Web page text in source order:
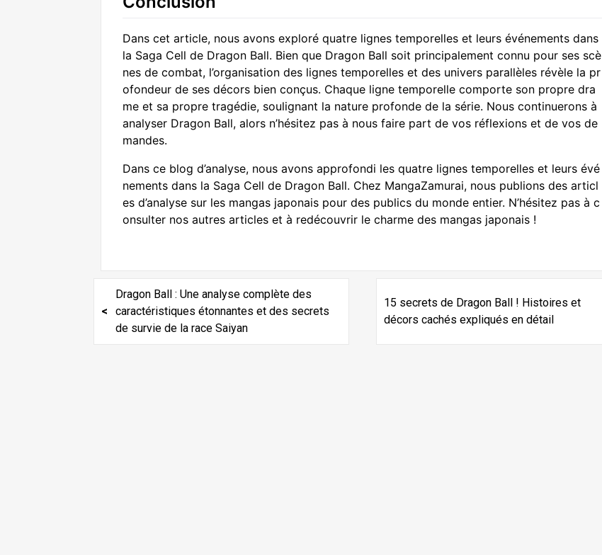
Dans cet article, nous avons exploré quatre lignes temporelles et leurs événements dans
la Saga Cell de Dragon Ball. Bien que Dragon Ball soit principalement connu pour ses scè
nes de combat, l’organisation des lignes temporelles et des univers parallèles révèle la pr
ofondeur de ses décors bien conçus. Chaque ligne temporelle comporte son propre dra
me et sa propre tragédie, soulignant la nature profonde de la série. Nous continuerons à
analyser Dragon Ball, alors n’hésitez pas à nous faire part de vos réflexions et de vos de
mandes.
Dans ce blog d’analyse, nous avons approfondi les quatre lignes temporelles et leurs évé
nements dans la Saga Cell de Dragon Ball. Chez MangaZamurai, nous publions des articl
es d’analyse sur les mangas japonais pour des publics du monde entier. N’hésitez pas à c
onsulter nos autres articles et à redécouvrir le charme des mangas japonais !
Dragon Ball : Une analyse complète des
caractéristiques étonnantes et des secrets
de survie de la race Saiyan
15 secrets de Dragon Ball ! Histoires et
décors cachés expliqués en détail